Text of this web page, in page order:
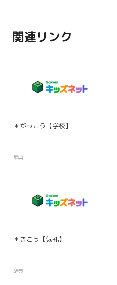
関連リンク
＊がっこう【学校】
辞典
＊きこう【気孔】
辞典